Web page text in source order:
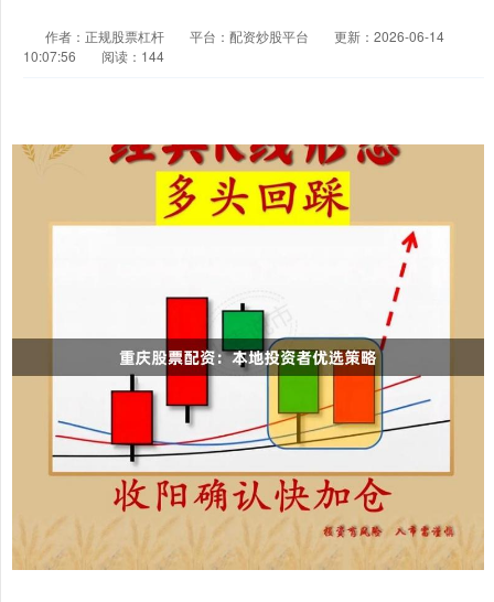
作者：正规股票杠杆 平台：配资炒股平台
更新：2026-06-14
10:07:56
阅读：144